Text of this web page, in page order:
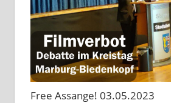
Free Assange! 03.05.2023